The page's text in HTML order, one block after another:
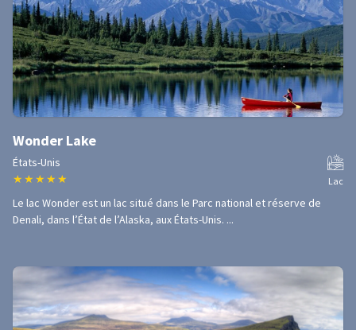
Wonder Lake
États-Unis
★ ★ ★ ★ ★ Lac
Le lac Wonder est un lac situé dans le Parc national et réserve de
Denali, dans l’État de l’Alaska, aux États-Unis. ...